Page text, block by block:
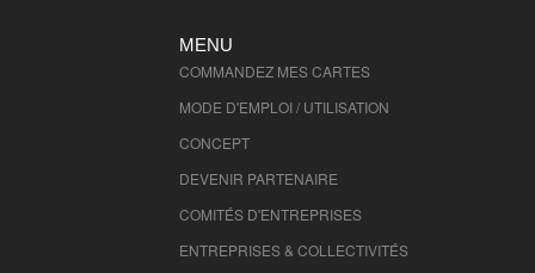
MENU
COMMANDEZ MES CARTES
MODE D'EMPLOI / UTILISATION
CONCEPT
DEVENIR PARTENAIRE
COMITÉS D'ENTREPRISES
ENTREPRISES & COLLECTIVITÉS